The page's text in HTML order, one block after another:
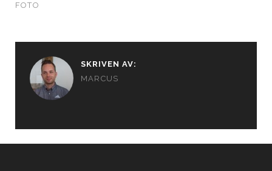
FOTO
SKRIVEN AV:
MARCUS